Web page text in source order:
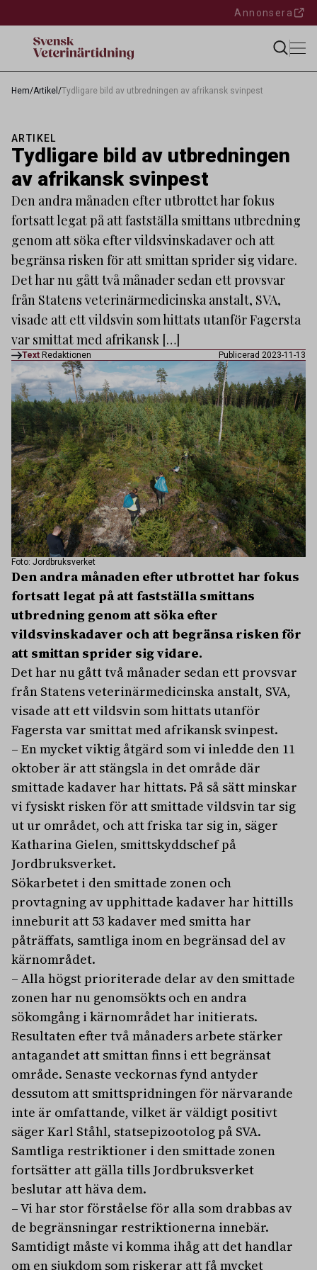
Annonsera
Hem/Artikel /Tydligare bild av utbredningen av afrikansk svinpest
ARTIKEL
Tydligare bild av utbredningen
av afrikansk svinpest
Den andra månaden efter utbrottet har fokus
fortsatt legat på att fastställa smittans utbredning
genom att söka efter vildsvinskadaver och att
begränsa risken för att smittan sprider sig vidare.
Det har nu gått två månader sedan ett provsvar
från Statens veterinärmedicinska anstalt, SVA,
visade att ett vildsvin som hittats utanför Fagersta
var smittat med afrikansk […]
Text Redaktionen Publicerad 2023-11-13
Foto: Jordbruksverket
Den andra månaden efter utbrottet har fokus
fortsatt legat på att fastställa smittans
utbredning genom att söka efter
vildsvinskadaver och att begränsa risken för
att smittan sprider sig vidare.
Det har nu gått två månader sedan ett provsvar
från Statens veterinärmedicinska anstalt, SVA,
visade att ett vildsvin som hittats utanför
Fagersta var smittat med afrikansk svinpest.
– En mycket viktig åtgärd som vi inledde den 11
oktober är att stängsla in det område där
smittade kadaver har hittats. På så sätt minskar
vi fysiskt risken för att smittade vildsvin tar sig
ut ur området, och att friska tar sig in, säger
Katharina Gielen, smittskyddschef på
Jordbruksverket.
Sökarbetet i den smittade zonen och
provtagning av upphittade kadaver har hittills
inneburit att 53 kadaver med smitta har
påträffats, samtliga inom en begränsad del av
kärnområdet.
– Alla högst prioriterade delar av den smittade
zonen har nu genomsökts och en andra
sökomgång i kärnområdet har initierats.
Resultaten efter två månaders arbete stärker
antagandet att smittan finns i ett begränsat
område. Senaste veckornas fynd antyder
dessutom att smittspridningen för närvarande
inte är omfattande, vilket är väldigt positivt
säger Karl Ståhl, statsepizootolog på SVA.
Samtliga restriktioner i den smittade zonen
fortsätter att gälla tills Jordbruksverket
beslutar att häva dem.
– Vi har stor förståelse för alla som drabbas av
de begränsningar restriktionerna innebär.
Samtidigt måste vi komma ihåg att det handlar
om en sjukdom som riskerar att få mycket